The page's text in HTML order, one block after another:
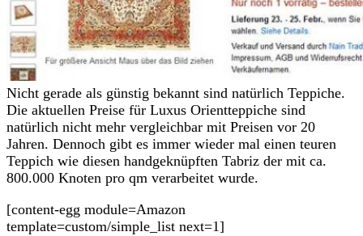
Nicht gerade als günstig bekannt sind natürlich Teppiche.
Die aktuellen Preise für Luxus Orientteppiche sind
natürlich nicht mehr vergleichbar mit Preisen vor 20
Jahren. Dennoch gibt es immer wieder mal einen teuren
Teppich wie diesen handgeknüpften Tabriz der mit ca.
800.000 Knoten pro qm verarbeitet wurde.
[content-egg module=Amazon
template=custom/simple_list next=1]